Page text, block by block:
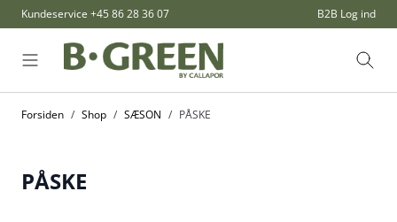
Skip to Content
Kundeservice +45 86 28 36 07 B2B Log ind
Søg
Forsiden / Shop / SÆSON / PÅSKE
PÅSKE